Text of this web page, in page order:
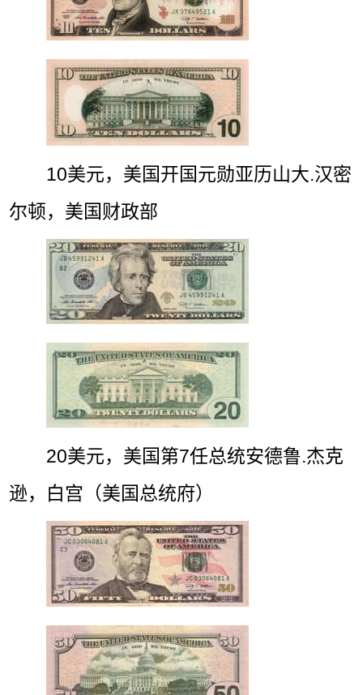
10美元，美国开国元勋亚历山大.汉密
尔顿，美国财政部
20美元，美国第7任总统安德鲁.杰克
逊，白宫（美国总统府）